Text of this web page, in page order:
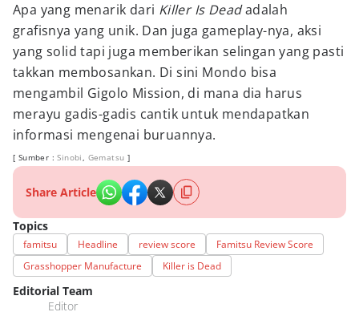
Apa yang menarik dari Killer Is Deadadalah
grafisnya yang unik. Dan juga gameplay-nya, aksi
yang solid tapi juga memberikan selingan yang pasti
takkan membosankan. Di sini Mondo bisa
mengambil Gigolo Mission, di mana dia harus
merayu gadis-gadis cantik untuk mendapatkan
informasi mengenai buruannya.
[ Sumber :Sinobi, Gematsu ]
Share Article
Topics
famitsu Headline review score
Famitsu Review Score
Grasshopper Manufacture
Killer is Dead
Editorial Team
Editor